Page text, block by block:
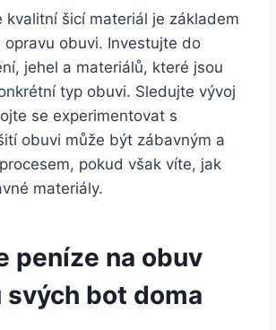
kvalitní šicí materiál je základem
opravu obuvi. Investujte ‌do
jehel a materiálů, které jsou
typ ​obuvi.​ Sledujte vývoj
se experimentovat s
obuvi může být zábavným​ a
pokud však víte, jak
materiály.
peníze ‍na obuv
svých bot doma